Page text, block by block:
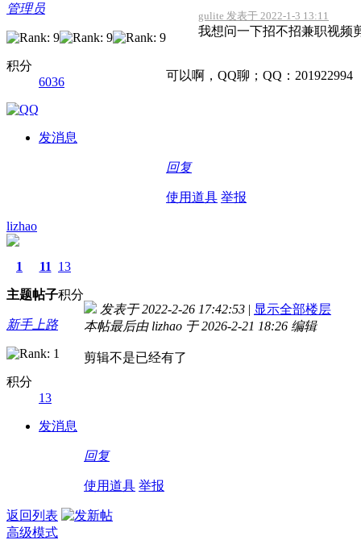
管理员
积分
6036
发消息
gulite 发表于 2022-1-3 13:11
我想问一下招不招兼职视频
可以啊，QQ聊；QQ：201922994
回复
使用道具 举报
lizhao
1
主题
11
帖子
13
积分
新手上路
积分
13
发消息
发表于 2022-2-26 17:42:53 | 显示全部楼层
本帖最后由 lizhao 于 2026-2-21 18:26 编辑
剪辑不是已经有了
回复
使用道具 举报
返回列表
高级模式